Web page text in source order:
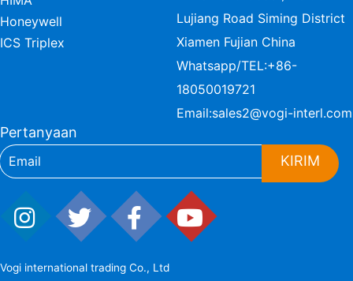
Honeywell
ICS Triplex
Lujiang Road Siming District
Xiamen Fujian China
Whatsapp/TEL:+86-
18050019721
Email:sales2@vogi-interl.com
Pertanyaan
KIRIM
Vogi international trading Co., Ltd